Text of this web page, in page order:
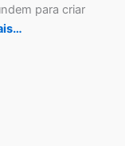
para criar